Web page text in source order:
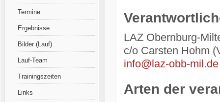
Termine
Ergebnisse
Bilder (Lauf)
Lauf-Team
Trainingszeiten
Links
LAZ Obernburg-
c/o Carsten Hohm
info@laz-obb-mil.de
Arten der